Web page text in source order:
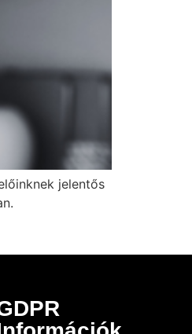
jelentős